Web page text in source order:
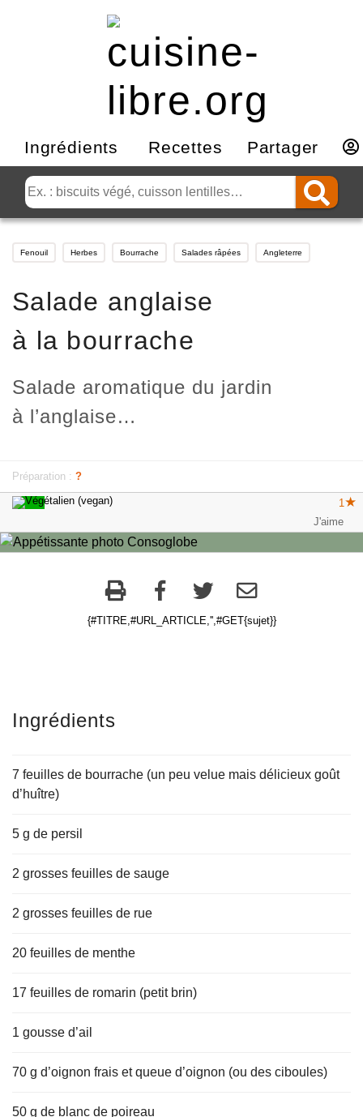
Ingrédients Recettes Partager
Fenouil Herbes Bourrache Salades râpées Angleterre
Salade anglaise
à la bourrache
Salade aromatique du jardin
à l’anglaise…
Préparation : ?
1
{#TITRE,#URL_ARTICLE,'',#GET{sujet}}
Ingrédients
7 feuilles de bourrache (un peu velue mais délicieux goût
d’huître)
5 g de persil
2 grosses feuilles de sauge
2 grosses feuilles de rue
20 feuilles de menthe
17 feuilles de romarin (petit brin)
1 gousse d’ail
70 g d’oignon frais et queue d’oignon (ou des ciboules)
50 g de blanc de poireau